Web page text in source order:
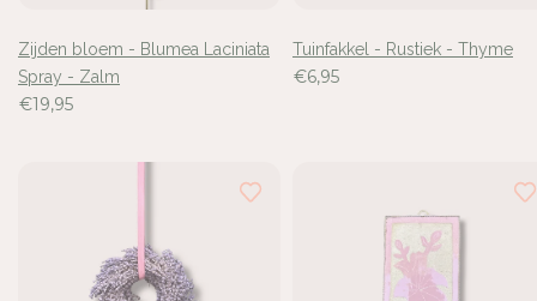
Zijden bloem - Blumea Laciniata
Spray - Zalm
€19,95
Tuinfakkel - Rustiek - Thyme
€6,95